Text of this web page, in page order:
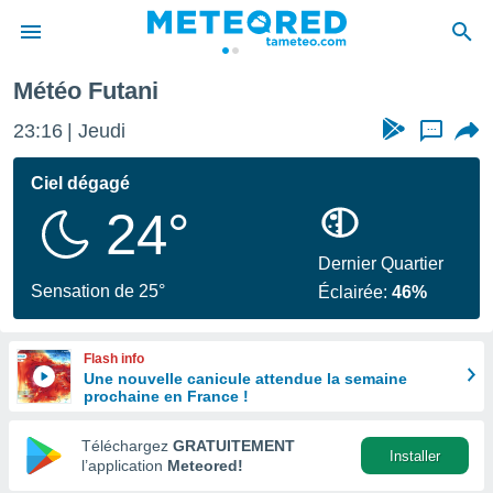
de
en
Météo Futani
23:16 Jeudi ...
Ciel dégagé
24°
Sensation de 25°
Dernier Quartier
Éclairée:46%
Flash info
Une nouvelle canicule attendue la semaine
prochaine en France !
Téléchargez GRATUITEMENT
l’application Meteored!
Installer